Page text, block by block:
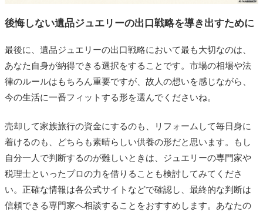
後悔しない遺品ジュエリーの出口戦略を導き出すために
最後に、遺品ジュエリーの出口戦略において最も大切なのは、
あなた自身が納得できる選択をすることです。市場の相場や法
律のルールはもちろん重要ですが、故人の想いを感じながら、
今の生活に一番フィットする形を選んでくださいね。
売却して家族旅行の資金にするのも、リフォームして毎日身に
着けるのも、どちらも素晴らしい供養の形だと思います。もし
自分一人で判断するのが難しいときは、ジュエリーの専門家や
税理士といったプロの力を借りることも検討してみてくださ
い。正確な情報は各公式サイトなどで確認し、最終的な判断は
信頼できる専門家へ相談することをおすすめします。あなたの